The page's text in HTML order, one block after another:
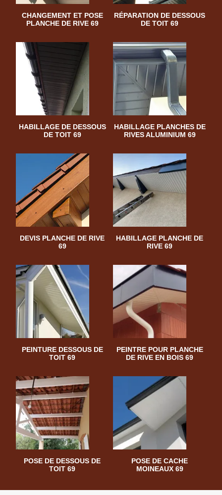
CHANGEMENT ET POSE
PLANCHE DE RIVE 69
RÉPARATION DE DESSOUS
DE TOIT 69
HABILLAGE DE DESSOUS
DE TOIT 69
HABILLAGE PLANCHES DE
RIVES ALUMINIUM 69
DEVIS PLANCHE DE RIVE
69
HABILLAGE PLANCHE DE
RIVE 69
PEINTURE DESSOUS DE
TOIT 69
PEINTRE POUR PLANCHE
DE RIVE EN BOIS 69
POSE DE DESSOUS DE
TOIT 69
POSE DE CACHE
MOINEAUX 69